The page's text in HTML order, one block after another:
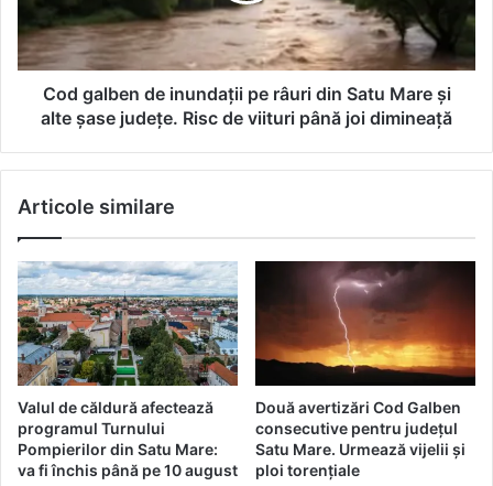
Cod galben de inundații pe râuri din Satu Mare și
alte șase județe. Risc de viituri până joi dimineață
Articole similare
Valul de căldură afectează
programul Turnului
Pompierilor din Satu Mare:
va fi închis până pe 10 august
Două avertizări Cod Galben
consecutive pentru județul
Satu Mare. Urmează vijelii și
ploi torențiale